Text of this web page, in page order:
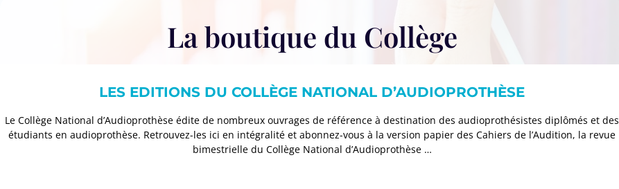
La boutique du Collège
LES EDITIONS DU COLLÈGE NATIONAL D’AUDIOPROTHÈSE
Le Collège National d’Audioprothèse édite de nombreux ouvrages de référence à destination des audioprothésistes diplômés et des
étudiants en audioprothèse. Retrouvez-les ici en intégralité et abonnez-vous à la version papier des Cahiers de l’Audition, la revue
bimestrielle du Collège National d’Audioprothèse …